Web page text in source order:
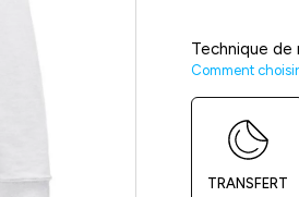
Technique de
Comment
TRANSFERT